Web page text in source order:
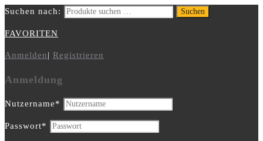
Suchen nach: Suchen
FAVORITEN
Anmelden| Registrieren
Anmeldung
Nutzername*
Passwort*